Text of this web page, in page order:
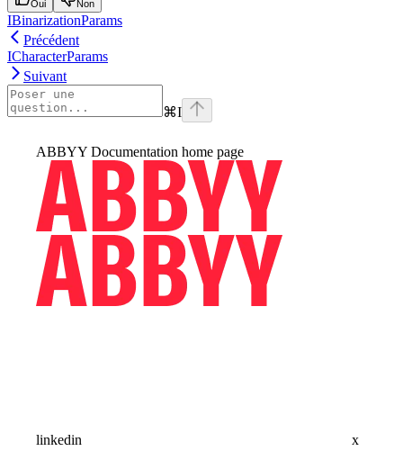
Oui Non
IBinarizationParams
Précédent
ICharacterParams
Suivant
⌘I
ABBYY Documentation home page
linkedin x